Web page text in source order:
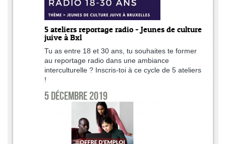
5 ateliers reportage radio - Jeunes de culture
juive à Bxl
Tu as entre 18 et 30 ans, tu souhaites te former
au reportage radio dans une ambiance
interculturelle ? Inscris-toi à ce cycle de 5 ateliers
!
5 décembre 2019